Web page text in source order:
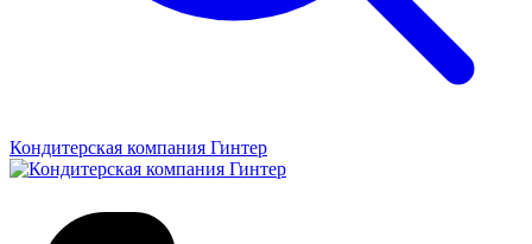
Кондитерская компания Гинтер